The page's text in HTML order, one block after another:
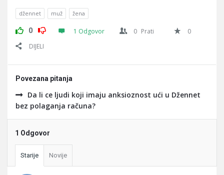
džennet muž žena
0 1 Odgovor 0 Prati
0
DIJELI
Povezana pitanja
Da li ce ljudi koji imaju anksioznost ući u Džennet
bez polaganja računa?
1 Odgovor
Starije Novije